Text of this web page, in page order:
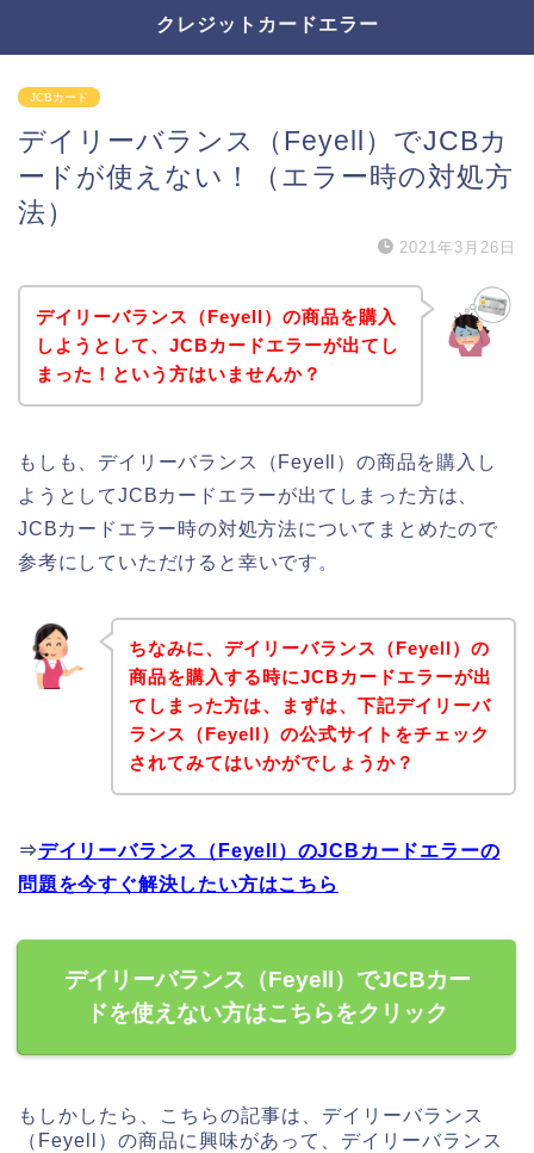
クレジットカードエラー
JCBカード
デイリーバランス（Feyell）でJCBカ
ードが使えない！（エラー時の対処方
法）
2021年3月26日
デイリーバランス（Feyell）の商品を購入
しようとして、JCBカードエラーが出てし
まった！という方はいませんか？
もしも、デイリーバランス（Feyell）の商品を購入し
ようとしてJCBカードエラーが出てしまった方は、
JCBカードエラー時の対処方法についてまとめたので
参考にしていただけると幸いです。
ちなみに、デイリーバランス（Feyell）の
商品を購入する時にJCBカードエラーが出
てしまった方は、まずは、下記デイリーバ
ランス（Feyell）の公式サイトをチェック
されてみてはいかがでしょうか？
⇒デイリーバランス（Feyell）のJCBカードエラーの
問題を今すぐ解決したい方はこちら
デイリーバランス（Feyell）でJCBカー
ドを使えない方はこちらをクリック
もしかしたら、こちらの記事は、デイリーバランス
（Feyell）の商品に興味があって、デイリーバランス